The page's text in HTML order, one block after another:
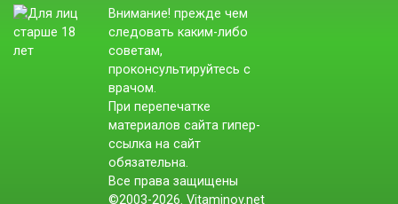
Внимание! прежде чем
следовать каким-либо
советам,
проконсультируйтесь с
врачом.
При перепечатке
материалов сайта гипер-
ссылка на сайт
обязательна.
Все права защищены
©2003-2026. Vitaminov.net